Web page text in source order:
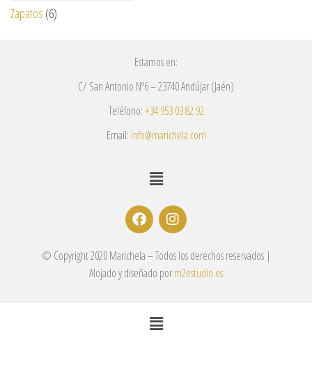
Zapatos (6)
Estamos en:
C/ San Antonio Nº6 – 23740 Andújar (Jaén)
Teléfono:+34 953 03 82 92
Email: info@marichela.com
© Copyright 2020 Marichela – Todos los derechos reservados |
Alojado y diseñado porm2estudio.es